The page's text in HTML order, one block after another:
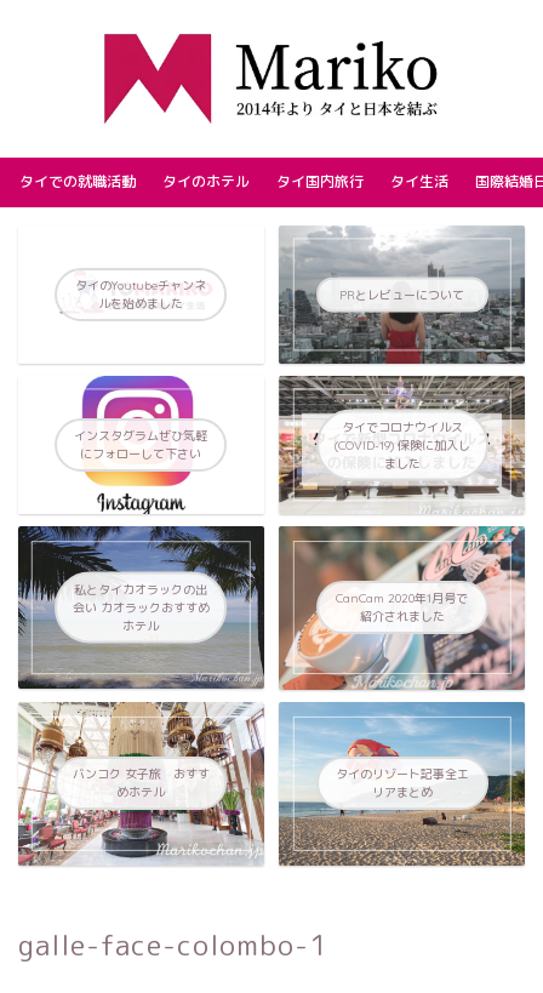
タイでの就職活動 タイのホテル タイ国内旅行 タイ生活 国際結婚
タイのYoutubeチャンネ
ルを始めました
PRとレビューについて
インスタグラムぜひ気軽
にフォローして下さい
タイでコロナウイルス
(COVID-19) 保険に加入し
ました
私とタイカオラックの出
会い カオラックおすすめ
ホテル
CanCam 2020年1月号で
紹介されました
バンコク 女子旅 おすす
めホテル
タイのリゾート記事全エ
リアまとめ
galle-face-colombo-1